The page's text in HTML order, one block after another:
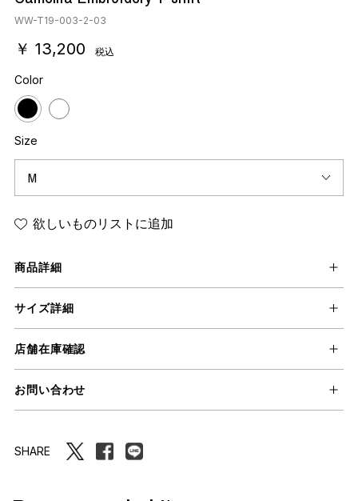
WW-T19-003-2-03
￥ 13,200 税込
Color
Size
欲しいものリストに追加
商品詳細
サイズ詳細
店舗在庫確認
お問い合わせ
SHARE